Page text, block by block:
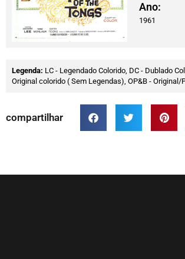
Ano:
1961
Legenda: LC - Legendado Colorido, DC - Dublado
Original colorido ( Sem Legendas), OP&B - Original/
compartilhar